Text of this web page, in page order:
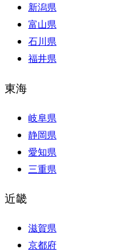
新潟県
富山県
石川県
福井県
東海
岐阜県
静岡県
愛知県
三重県
近畿
滋賀県
京都府